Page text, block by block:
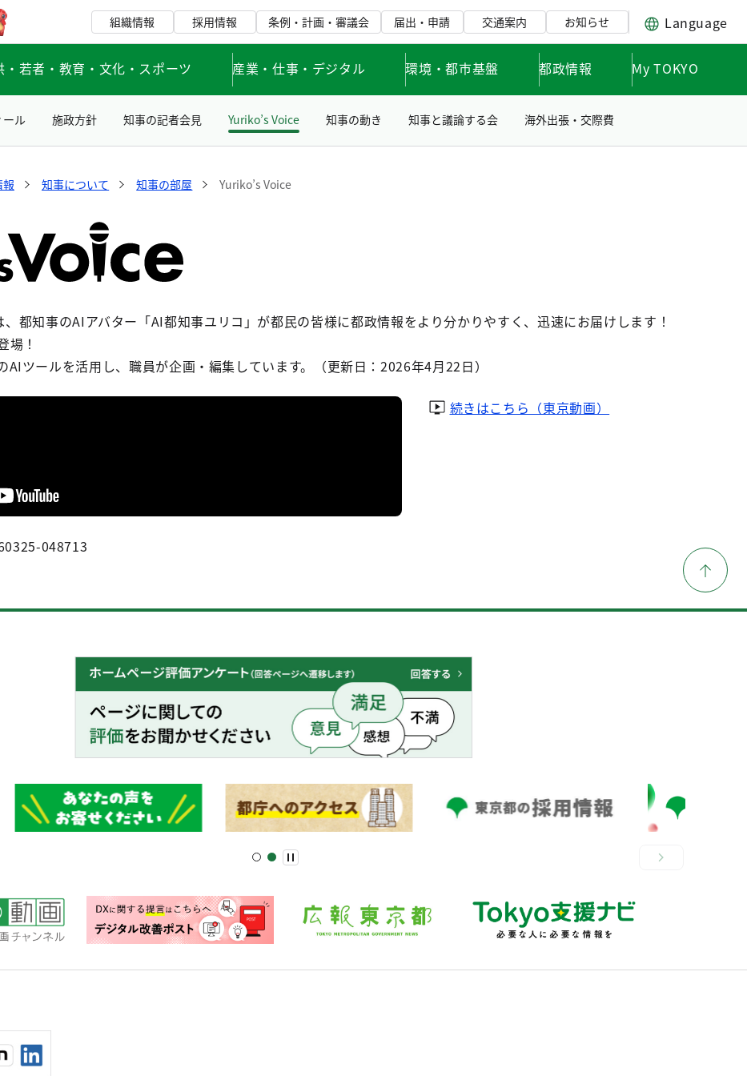
組織情報 採用情報 条例・計画・審議会 届出・申請 交通案内 お知らせ Language
・若者・教育・文化・スポーツ 産業・仕事・デジタル 環境・都市基盤 都政情報 My TOKYO
ール 施政方針 知事の記者会見 Yuriko’s Voice 知事の動き 知事と議論する会 海外出張・交際費
知事について 知事の部屋 Yuriko’s Voice
、都知事のAIアバター「AI都知事ユリコ」が都民の皆様に都政情報をより分かりやすく、迅速にお届けします！
場！
AIツールを活用し、職員が企画・編集しています。（更新日：2026年4月22日）
続きはこちら（東京動画）
048713